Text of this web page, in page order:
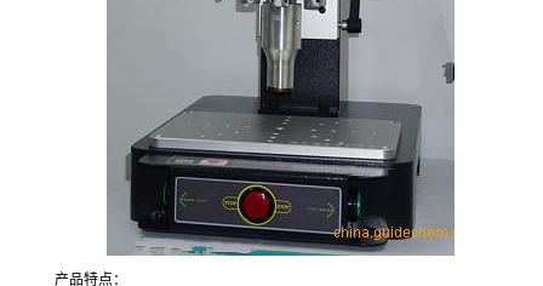
产品特点：